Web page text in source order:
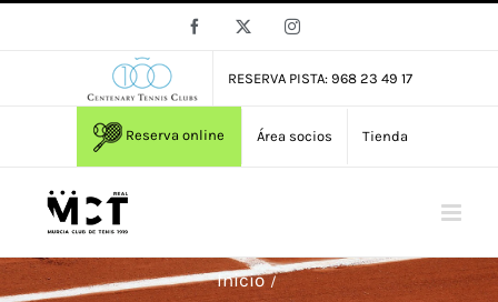
Facebook Instagram
RESERVA PISTA: 968 23 49 17
Reserva online Área socios Tienda
Inicio